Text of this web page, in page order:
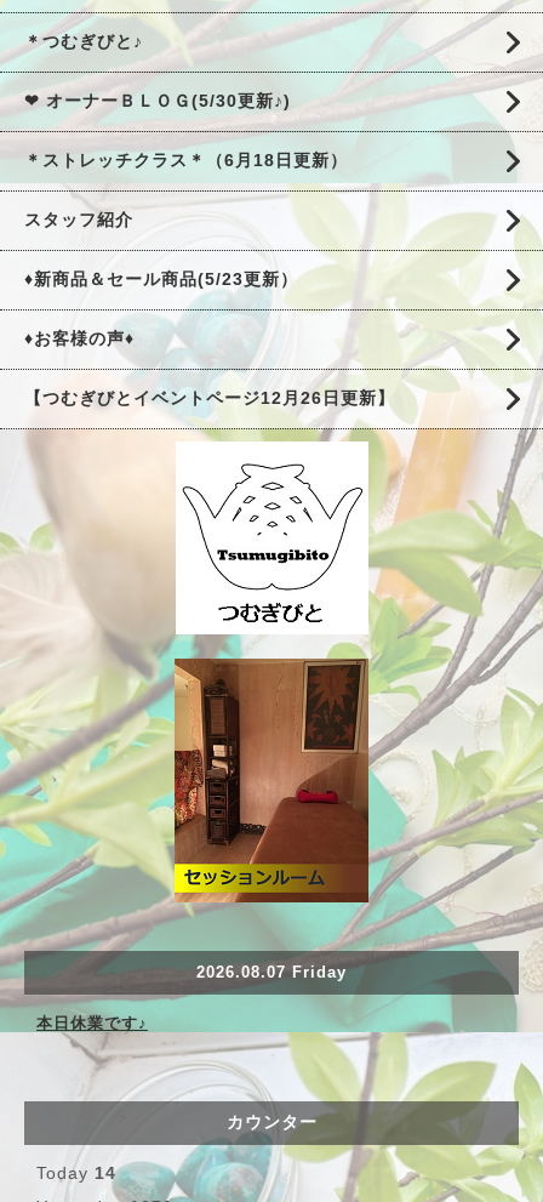
＊つむぎびと♪
❤ オーナーＢＬＯＧ(5/30更新♪)
＊ストレッチクラス＊（6月18日更新）
スタッフ紹介
♦新商品＆セール商品(5/23更新）
♦お客様の声♦
【つむぎびとイベントページ12月26日更新】
2026.08.07 Friday
本日休業です♪
カウンター
Today 14